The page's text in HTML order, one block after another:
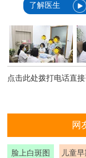
了解医生
点击此处拨打电话直
网
脸上白斑图 儿童